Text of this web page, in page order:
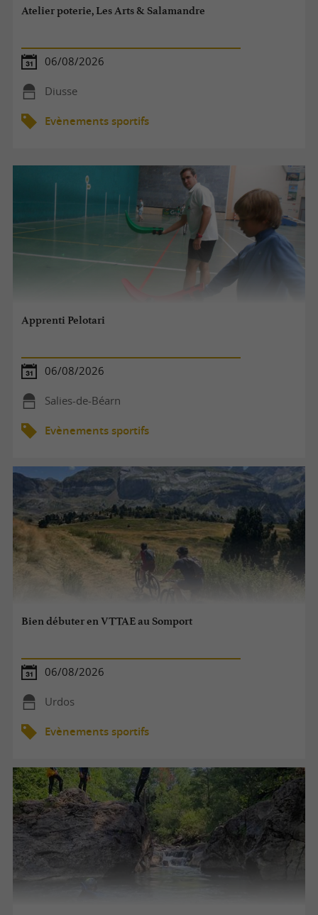
Atelier poterie, Les Arts & Salamandre
06/08/2026
Diusse
Evènements sportifs
Apprenti Pelotari
06/08/2026
Salies-de-Béarn
Evènements sportifs
Bien débuter en VTTAE au Somport
06/08/2026
Urdos
Evènements sportifs